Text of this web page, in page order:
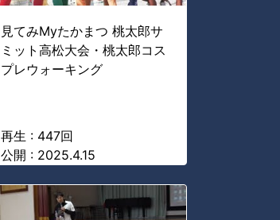
見てみMyたかまつ 桃太郎サ
ミット高松大会・桃太郎コス
プレウォーキング
再生 : 447回
公開 : 2025.4.15